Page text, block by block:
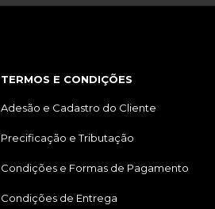
TERMOS E CONDIÇÕES
Adesão e Cadastro do Cliente
Precificação e Tributação
Condições e Formas de Pagamento
Condições de Entrega